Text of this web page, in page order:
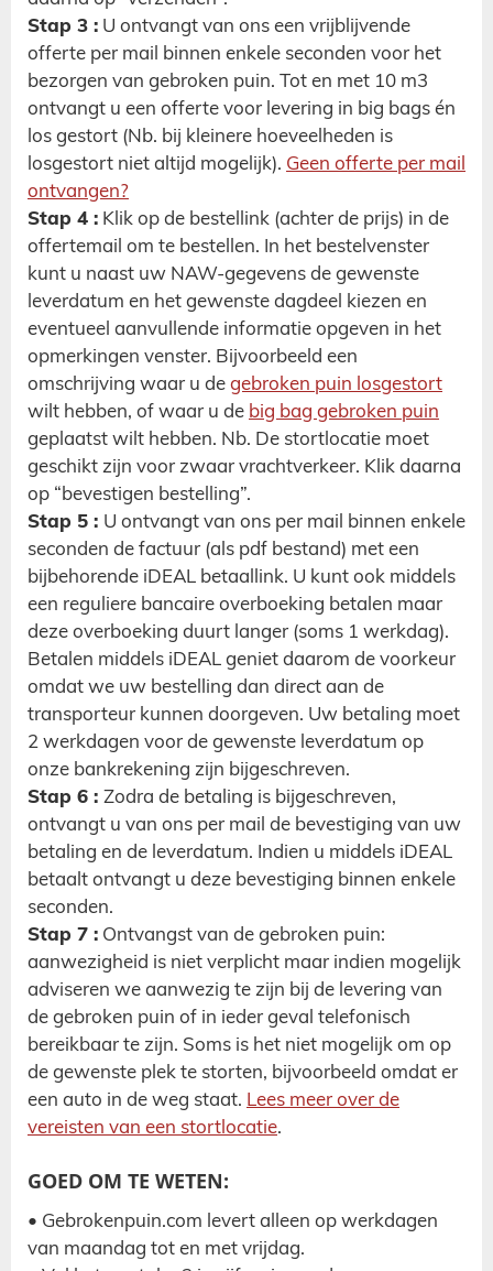
Stap 3 : U ontvangt van ons een vrijblijvende
offerte per mail binnen enkele seconden voor het
bezorgen van gebroken puin. Tot en met 10 m3
ontvangt u een offerte voor levering in big bags én
los gestort (Nb. bij kleinere hoeveelheden is
losgestort niet altijd mogelijk). Geen offerte per mail
ontvangen?
Stap 4 : Klik op de bestellink (achter de prijs) in de
offertemail om te bestellen. In het bestelvenster
kunt u naast uw NAW-gegevens de gewenste
leverdatum en het gewenste dagdeel kiezen en
eventueel aanvullende informatie opgeven in het
opmerkingen venster. Bijvoorbeeld een
omschrijving waar u degebroken puin losgestort
wilt hebben, of waar u de big bag gebroken puin
geplaatst wilt hebben. Nb. De stortlocatie moet
geschikt zijn voor zwaar vrachtverkeer. Klik daarna
op “bevestigen bestelling”.
Stap 5 : U ontvangt van ons per mail binnen enkele
seconden de factuur (als pdf bestand) met een
bijbehorende iDEAL betaallink. U kunt ook middels
een reguliere bancaire overboeking betalen maar
deze overboeking duurt langer (soms 1 werkdag).
Betalen middels iDEAL geniet daarom de voorkeur
omdat we uw bestelling dan direct aan de
transporteur kunnen doorgeven. Uw betaling moet
2 werkdagen voor de gewenste leverdatum op
onze bankrekening zijn bijgeschreven.
Stap 6 : Zodra de betaling is bijgeschreven,
ontvangt u van ons per mail de bevestiging van uw
betaling en de leverdatum. Indien u middels iDEAL
betaalt ontvangt u deze bevestiging binnen enkele
seconden.
Stap 7 : Ontvangst van de gebroken puin:
aanwezigheid is niet verplicht maar indien mogelijk
adviseren we aanwezig te zijn bij de levering van
de gebroken puin of in ieder geval telefonisch
bereikbaar te zijn. Soms is het niet mogelijk om op
de gewenste plek te storten, bijvoorbeeld omdat er
een auto in de weg staat. Lees meer over de
vereisten van een stortlocatie.
GOED OM TE WETEN:
• Gebrokenpuin.com levert alleen op werkdagen
van maandag tot en met vrijdag.